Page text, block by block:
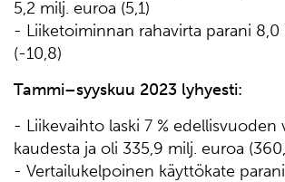
5,2 milj. euroa (5,1)
- Liiketoiminnan rahavirta parani
(-10,8)
Tammi–syyskuu 2023 lyhyesti:
- Liikevaihto laski 7 % edellisvuoden
kaudesta ja oli 335,9 milj. euroa
- Vertailukelpoinen käyttökate